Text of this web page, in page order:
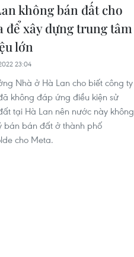
không bán đất cho
để xây dựng trung tâm
lớn
23:04
Nhà ở Hà Lan cho biết công ty
không đáp ứng điều kiện sử
tại Hà Lan nên nước này không
bán bán đất ở thành phố
cho Meta.